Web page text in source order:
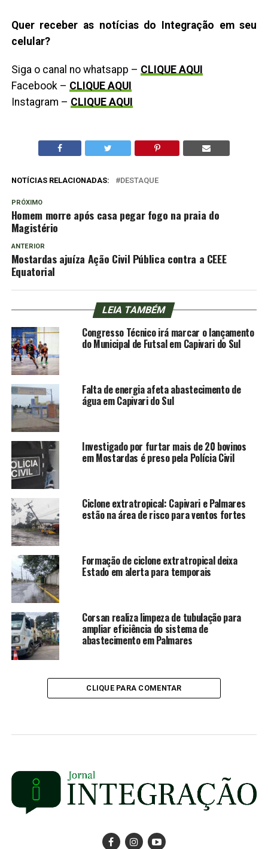
Quer receber as notícias do Integração em seu
celular?
Siga o canal no whatsapp – CLIQUE AQUI
Facebook – CLIQUE AQUI
Instagram – CLIQUE AQUI
NOTÍCIAS RELACIONADAS: DESTAQUE
PRÓXIMO
Homem morre após casa pegar fogo na praia do
Magistério
ANTERIOR
Mostardas ajuíza Ação Civil Pública contra a CEEE
Equatorial
LEIA TAMBÉM
Congresso Técnico irá marcar o lançamento
do Municipal de Futsal em Capivari do Sul
Falta de energia afeta abastecimento de
água em Capivari do Sul
Investigado por furtar mais de 20 bovinos
em Mostardas é preso pela Polícia Civil
Ciclone extratropical: Capivari e Palmares
estão na área de risco para ventos fortes
Formação de ciclone extratropical deixa
Estado em alerta para temporais
Corsan realiza limpeza de tubulação para
ampliar eficiência do sistema de
abastecimento em Palmares
CLIQUE PARA COMENTAR